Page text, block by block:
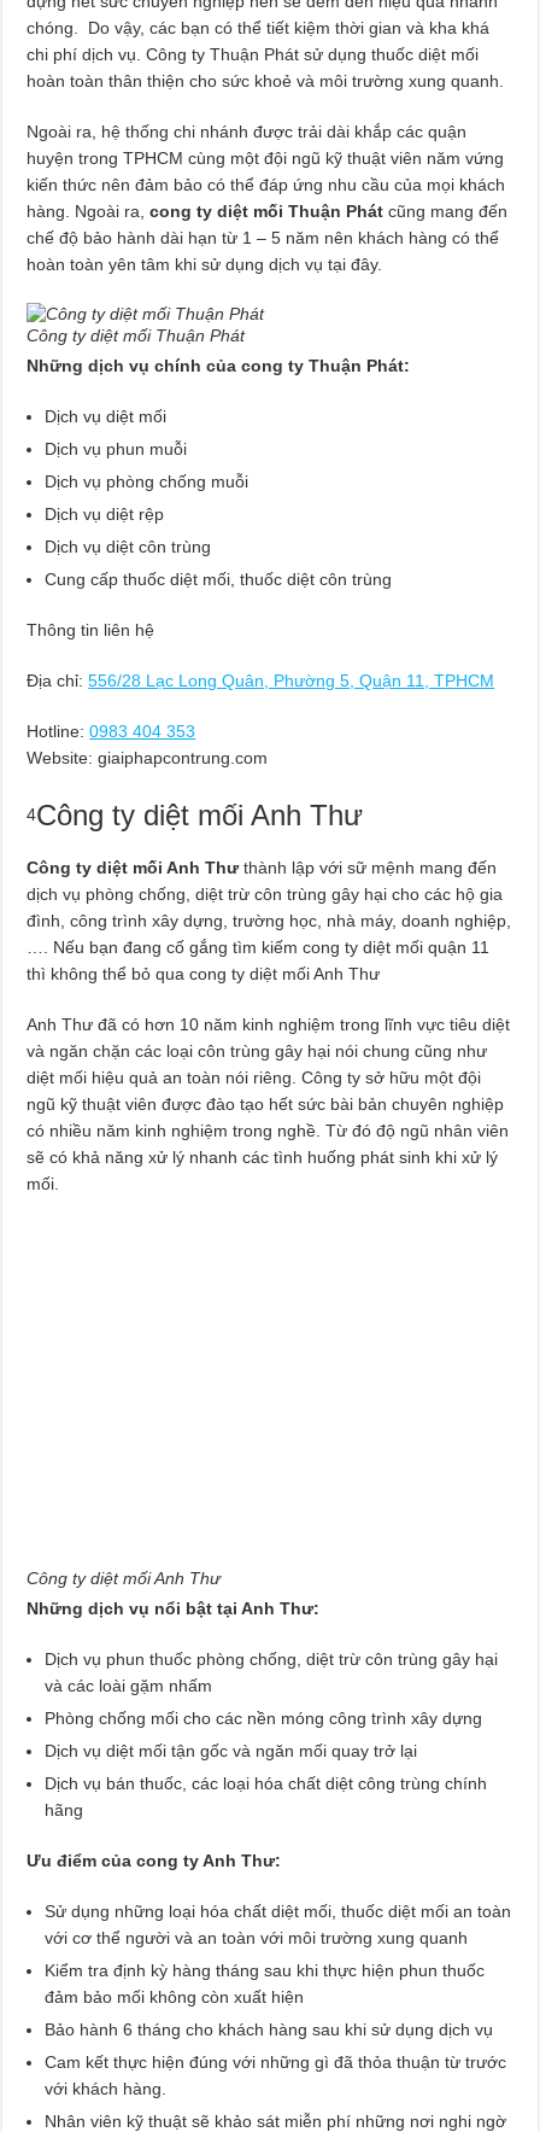
chóng. Do vậy, các bạn có thể tiết kiệm thời gian và kha khá
chi phí dịch vụ. Công ty Thuận Phát sử dụng thuốc diệt mối
hoàn toàn thân thiện cho sức khoẻ và môi trường xung quanh.
Ngoài ra, hệ thống chi nhánh được trải dài khắp các quận
huyện trong TPHCM cùng một đội ngũ kỹ thuật viên năm vứng
kiến thức nên đảm bảo có thể đáp ứng nhu cầu của mọi khách
hàng. Ngoài ra,cong ty diệt mối Thuận Phát cũng mang đến
chế độ bảo hành dài hạn từ 1 – 5 năm nên khách hàng có thể
hoàn toàn yên tâm khi sử dụng dịch vụ tại đây.
Công ty diệt mối Thuận Phát
Những dịch vụ chính của cong ty Thuận Phát:
Dịch vụ diệt mối
Dịch vụ phun muỗi
Dịch vụ phòng chống muỗi
Dịch vụ diệt rệp
Dịch vụ diệt côn trùng
Cung cấp thuốc diệt mối, thuốc diệt côn trùng
Thông tin liên hệ
Địa chỉ:556/28 Lạc Long Quân, Phường 5, Quận 11, TPHCM
Hotline: 0983 404 353
Website: giaiphapcontrung.com
4Công ty diệt mối Anh Thư
Công ty diệt mối Anh Thưthành lập với sữ mệnh mang đến
dịch vụ phòng chống, diệt trừ côn trùng gây hại cho các hộ gia
đình, công trình xây dựng, trường học, nhà máy, doanh nghiệp,
…. Nếu bạn đang cố gắng tìm kiếm cong ty diệt mối quận 11
thì không thể bỏ qua cong ty diệt mối Anh Thư
Anh Thư đã có hơn 10 năm kinh nghiệm trong lĩnh vực tiêu diệt
và ngăn chặn các loại côn trùng gây hại nói chung cũng như
diệt mối hiệu quả an toàn nói riêng. Công ty sở hữu một đội
ngũ kỹ thuật viên được đào tạo hết sức bài bản chuyên nghiệp
có nhiều năm kinh nghiệm trong nghề. Từ đó độ ngũ nhân viên
sẽ có khả năng xử lý nhanh các tình huống phát sinh khi xử lý
mối.
Công ty diệt mối Anh Thư
Những dịch vụ nổi bật tại Anh Thư:
Dịch vụ phun thuốc phòng chống, diệt trừ côn trùng gây hại
và các loài gặm nhấm
Phòng chống mối cho các nền móng công trình xây dựng
Dịch vụ diệt mối tận gốc và ngăn mối quay trở lại
Dịch vụ bán thuốc, các loại hóa chất diệt công trùng chính
hãng
Ưu điểm của cong ty Anh Thư:
Sử dụng những loại hóa chất diệt mối, thuốc diệt mối an toàn
với cơ thể người và an toàn với môi trường xung quanh
Kiểm tra định kỳ hàng tháng sau khi thực hiện phun thuốc
đảm bảo mối không còn xuất hiện
Bảo hành 6 tháng cho khách hàng sau khi sử dụng dịch vụ
Cam kết thực hiện đúng với những gì đã thỏa thuận từ trước
với khách hàng.
Nhân viên kỹ thuật sẽ khảo sát miễn phí những nơi nghi ngờ